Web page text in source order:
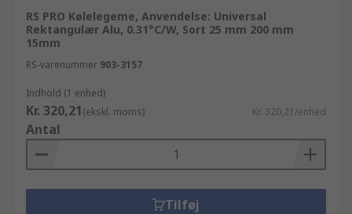
RS PRO Kølelegeme, Anvendelse: Universal
Rektangulær Alu, 0.31°C/W, Sort 25 mm 200 mm
15mm
RS-varenummer 903-3157
Indhold (1 enhed)
Kr. 320,21(ekskl. moms) Kr. 320,21/enhed
Antal
Tilføj